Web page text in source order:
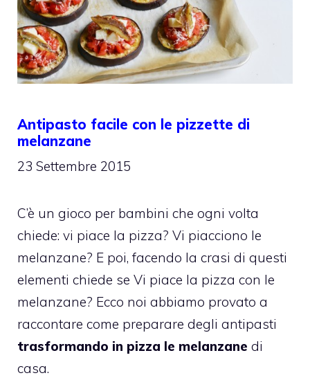
Antipasto facile con le pizzette di
melanzane
23 Settembre 2015
C’è un gioco per bambini che ogni volta
chiede: vi piace la pizza? Vi piacciono le
melanzane? E poi, facendo la crasi di questi
elementi chiede se Vi piace la pizza con le
melanzane? Ecco noi abbiamo provato a
raccontare come preparare degli antipasti
trasformando in pizza le melanzane di
casa.